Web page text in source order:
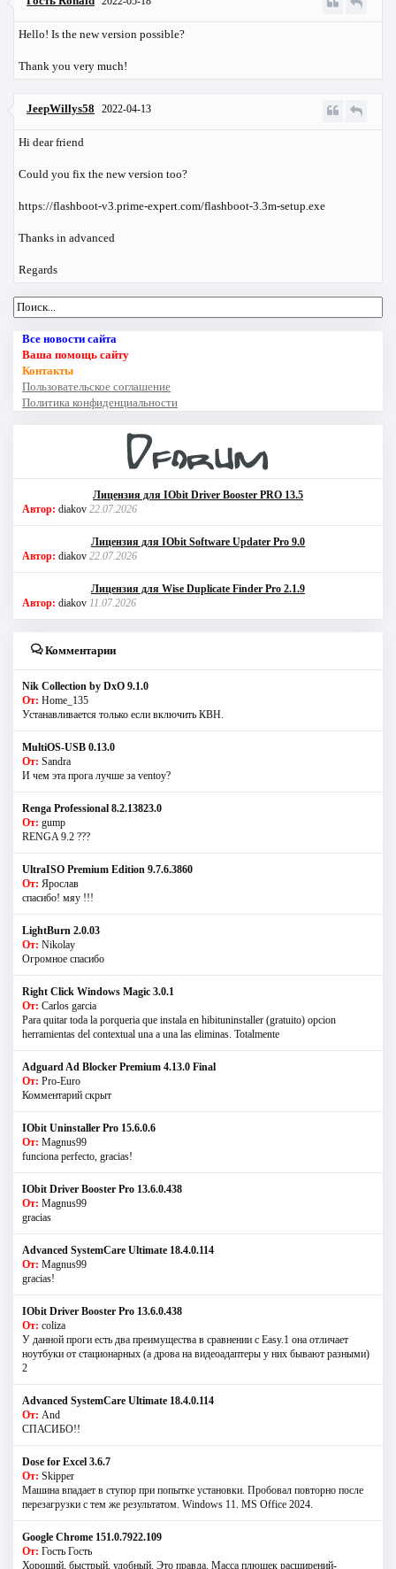
Hello! Is the new version possible?
Thank you very much!
JeepWillys58 2022-04-13
Hi dear friend
Could you fix the new version too?
https://flashboot-v3.prime-expert.com/flashboot-3.3m-setup.exe
Thanks in advanced
Regards
Все новости сайта
Ваша помощь сайту
Контакты
Пользовательское соглашение
Политика конфиденциальности
Лицензия для IObit Driver Booster PRO 13.5
Автор: diakov 22.07.2026
Лицензия для IObit Software Updater Pro 9.0
Автор: diakov 22.07.2026
Лицензия для Wise Duplicate Finder Pro 2.1.9
Автор: diakov 11.07.2026
Комментарии
Nik Collection by DxO 9.1.0
От: Home_135
Устанавливается только если включить КВН.
MultiOS-USB 0.13.0
От: Sandra
И чем эта прога лучше за ventoy?
Renga Professional 8.2.13823.0
От: gump
RENGA 9.2 ???
UltraISO Premium Edition 9.7.6.3860
От: Ярослав
спасибо! мяу !!!
LightBurn 2.0.03
От: Nikolay
Огромное спасибо
Right Click Windows Magic 3.0.1
От: Carlos garcia
Para quitar toda la porqueria que instala en hibituninstaller (gratuito) opcion
herramientas del contextual una a una las eliminas. Totalmente
Adguard Ad Blocker Premium 4.13.0 Final
От: Pro-Euro
Комментарий скрыт
IObit Uninstaller Pro 15.6.0.6
От: Magnus99
funciona perfecto, gracias!
IObit Driver Booster Pro 13.6.0.438
От: Magnus99
gracias
Advanced SystemCare Ultimate 18.4.0.114
От: Magnus99
gracias!
IObit Driver Booster Pro 13.6.0.438
От: coliza
У данной проги есть два преимущества в сравнении с Easy.1 она отличает
ноутбуки от стационарных (а дрова на видеоадаптеры у них бывают разными)
2
Advanced SystemCare Ultimate 18.4.0.114
От: And
СПАСИБО!!
Dose for Excel 3.6.7
От: Skipper
Машина впадает в ступор при попытке установки. Пробовал повторно после
перезагрузки с тем же результатом. Windows 11. MS Offiсe 2024.
Google Chrome 151.0.7922.109
От: Гость Гость
Хороший, быстрый, удобный. Это правда. Масса плюшек расширений-